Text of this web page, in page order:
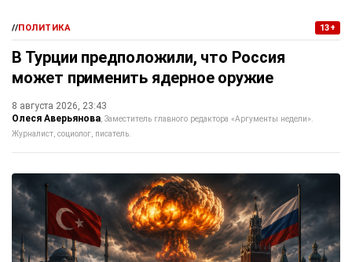
//ПОЛИТИКА 13+
В Турции предположили, что Россия
может применить ядерное оружие
8 августа 2026, 23:43
Олеся Аверьянова Заместитель главного редактора «Аргументы недели».
Журналист, социолог, писатель.